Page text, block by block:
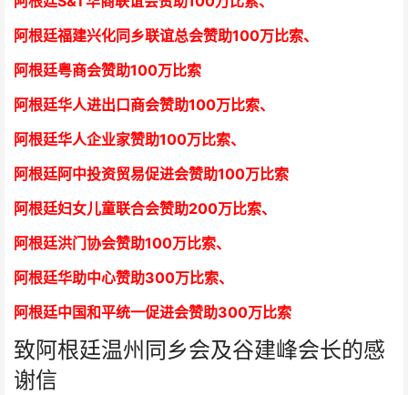
阿根廷福建兴化同乡联谊总会赞助100万比索、
阿根廷粤商会赞助100万比索
阿根廷华人进出口商会赞助100万比索、
阿根廷华人企业家赞助100万比索、
阿根廷阿中投资贸易促进会赞助100万比索
阿根廷妇女儿童联合会赞助200万比索、
阿根廷洪门协会赞助100万比索、
阿根廷华助中心赞助300万比索、
阿根廷中国和平统一促进会赞助300万比索
致阿根廷温州同乡会及谷建峰会长的感
谢信